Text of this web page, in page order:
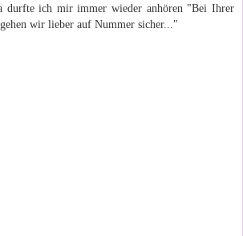
durfte ich mir immer wieder anhören "Bei Ihrer
wir lieber auf Nummer sicher..."